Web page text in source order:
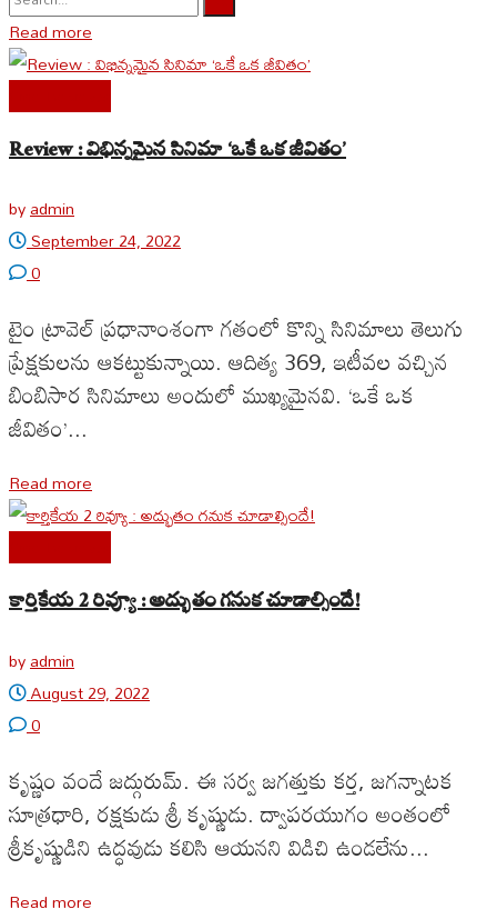
No Result
View All Result
Read more
Review : విభిన్నమైన సినిమా ‘ఒకే ఒక జీవితం’
byadmin
September 24, 2022
0
టైం ట్రావెల్ ప్రధానాంశంగా గతంలో కొన్ని సినిమాలు తెలుగు
ప్రేక్షకులను ఆకట్టుకున్నాయి. ఆదిత్య 369, ఇటీవల వచ్చిన
బింబిసార సినిమాలు అందులో ముఖ్యమైనవి. ‘ఒకే ఒక
జీవితం’...
Read more
కార్తికేయ 2 రివ్యూ : అద్భుతం గనుక చూడాల్సిందే!
byadmin
August 29, 2022
0
కృష్ణం వందే జద్గురుమ్. ఈ సర్వ జగత్తుకు కర్త, జగన్నాటక
సూత్రధారి, రక్షకుడు శ్రీ కృష్ణుడు. ద్వాపరయుగం అంతంలో
శ్రీకృష్ణుడిని ఉద్ధవుడు కలిసి ఆయనని విడిచి ఉండలేను...
Read more